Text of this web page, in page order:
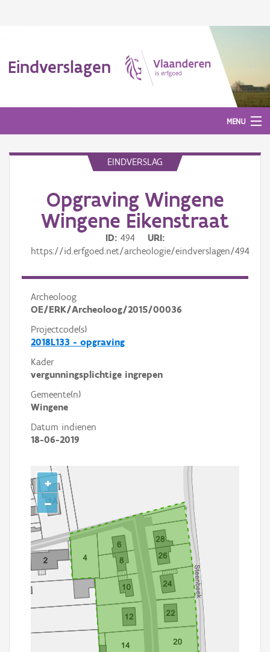
Eindverslagen
MENU
Gepubliceerde eindverslagen
Aanmelden
EINDVERSLAG
Opgraving Wingene
Wingene Eikenstraat
ID 494
URI
https://id.erfgoed.net/archeologie/eindverslagen/494
Archeoloog
OE/ERK/Archeoloog/2015/00036
Projectcode(s)
2018L133 - opgraving
Kader
vergunningsplichtige ingrepen
Gemeente(n)
Wingene
Datum indienen
18-06-2019
+
−